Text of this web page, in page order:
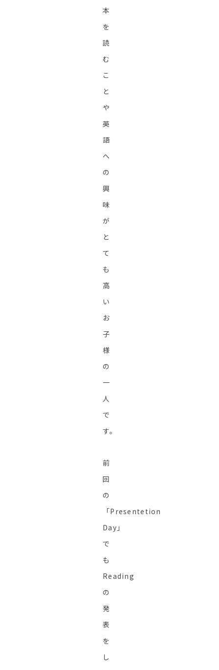
本
を
読
む
こ
と
や
英
語
へ
の
興
味
が
と
て
も
高
い
お
子
様
の
一
人
で
す。
前
回
の
「Presentetion
Day」
で
も
Reading
の
発
表
を
し